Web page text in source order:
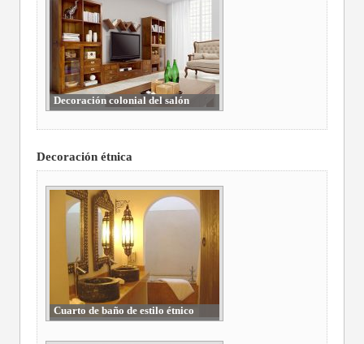
Decoración colonial del salón
Decoración étnica
Cuarto de baño de estilo étnico